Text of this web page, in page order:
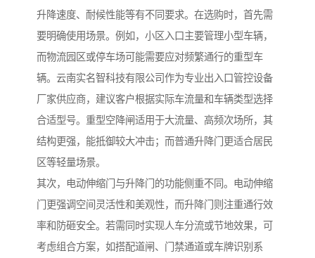
升降速度、耐候性能等有不同要求。在选购时，首先需
要明确使用场景。例如，小区入口主要管理小型车辆，
而物流园区或停车场可能需要应对频繁通行的重型车
辆。云南实名智科技有限公司作为专业出入口管控设备
厂家供应商，建议客户根据实际车流量和车辆类型选择
合适型号。重型空降闸适用于大流量、高频次场所，其
结构更强，能抵御较大冲击；而普通升降门更适合居民
区等轻量场景。
其次，电动伸缩门与升降门的功能侧重不同。电动伸缩
门更强调空间灵活性和美观性，而升降门则注重通行效
率和防砸安全。若需同时实现人车分流或节地效果，可
考虑组合方案，如搭配道闸、门禁通道或车牌识别系